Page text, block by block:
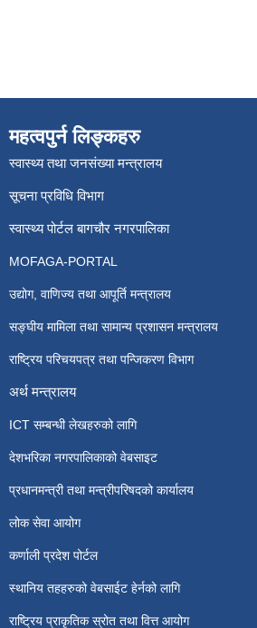
महत्वपुर्न लिङ्कहरु
स्वास्थ्य तथा जनसंख्या मन्त्रालय
सूचना प्रविधि विभाग
स्वास्थ्य पोर्टल बागचौर नगरपालिका
MOFAGA-PORTAL
उद्योग, वाणिज्य तथा आपूर्ति मन्त्रालय
सङ्घीय मामिला तथा सामान्य प्रशासन मन्त्रालय
राष्ट्रिय परिचयपत्र तथा पन्जिकरण विभाग
अर्थ मन्त्रालय
ICT सम्बन्धी लेखहरुको लागि
देशभरिका नगरपालिकाको वेबसाइट
प्रधानमन्त्री तथा मन्त्रीपरिषदको कार्यालय
लोक सेवा आयोग
कर्णाली प्रदेश पोर्टल
स्थानिय तहहरुको वेबसाईट हेर्नको लागि
राष्ट्रिय प्राकृतिक स्रोत तथा वित्त आयोग